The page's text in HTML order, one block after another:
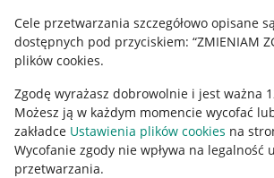
Cele przetwarzania szczegółowo opisane
dostępnych pod przyciskiem: “ZMIENIAM
plików cookies.
Zgodę wyrażasz dobrowolnie i jest ważna
Możesz ją w każdym momencie wycofać
zakładce Ustawienia plików cookies na
Wycofanie zgody nie wpływa na legalność
przetwarzania.
Pobierz aplikację